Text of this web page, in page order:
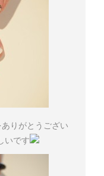
りがとうござい
いです